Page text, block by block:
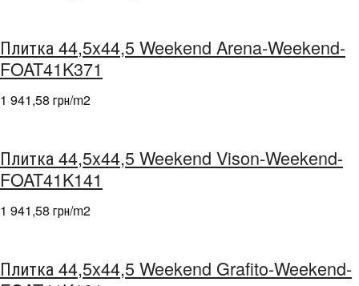
Плитка 44,5x44,5 Weekend Arena-Weekend-
FOAT41K371
1 941,58 грн/m2
Плитка 44,5x44,5 Weekend Vison-Weekend-
FOAT41K141
1 941,58 грн/m2
Плитка 44,5x44,5 Weekend Grafito-Weekend-